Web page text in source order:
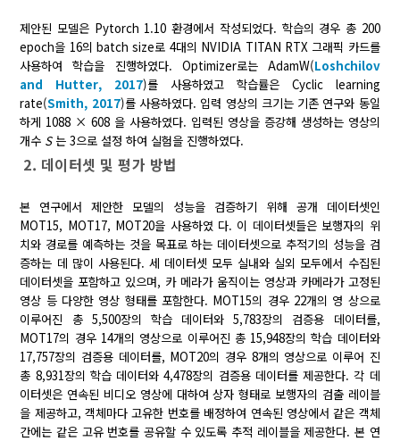
제안된 모델은 Pytorch 1.10 환경에서 작성되었다. 학습의 경우 총 200
epoch을 16의 batch size로 4대의 NVIDIA TITAN RTX 그래픽 카드를
사용하여 학습을 진행하였다. Optimizer로는 AdamW(Loshchilov
and Hutter, 2017)를 사용하였고 학습률은 Cyclic learning
rate(Smith, 2017)를 사용하였다. 입력 영상의 크기는 기존 연구와 동일
하게 1088 × 608 을 사용하였다. 입력된 영상을 증강해 생성하는 영상의
개수 S는 3으로 설정 하여 실험을 진행하였다.
2. 데이터셋 및 평가 방법
본 연구에서 제안한 모델의 성능을 검증하기 위해 공개 데이터셋인
MOT15, MOT17, MOT20을 사용하였 다. 이 데이터셋들은 보행자의 위
치와 경로를 예측하는 것을 목표로 하는 데이터셋으로 추적기의 성능을 검
증하는 데 많이 사용된다. 세 데이터셋 모두 실내와 실외 모두에서 수집된
데이터셋을 포함하고 있으며, 카 메라가 움직이는 영상과 카메라가 고정된
영상 등 다양한 영상 형태를 포함한다. MOT15의 경우 22개의 영 상으로
이루어진 총 5,500장의 학습 데이터와 5,783장의 검증용 데이터를,
MOT17의 경우 14개의 영상으로 이루어진 총 15,948장의 학습 데이터와
17,757장의 검증용 데이터를, MOT20의 경우 8개의 영상으로 이루어 진
총 8,931장의 학습 데이터와 4,478장의 검증용 데이터를 제공한다. 각 데
이터셋은 연속된 비디오 영상에 대하여 상자 형태로 보행자의 검출 레이블
을 제공하고, 객체마다 고유한 번호를 배정하여 연속된 영상에서 같은 객체
간에는 같은 고유 번호를 공유할 수 있도록 추적 레이블을 제공한다. 본 연